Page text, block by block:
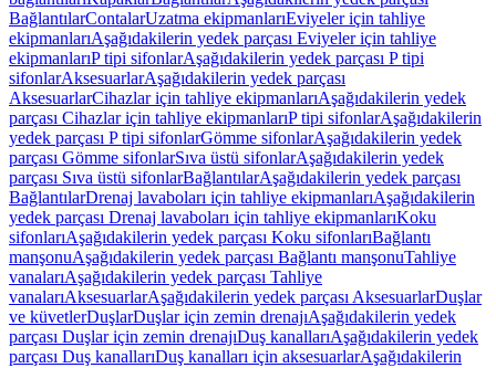
BağlantılarContalarUzatma ekipmanlarıEviyeler için tahliye
ekipmanlarıAşağıdakilerin yedek parçası Eviyeler için tahliye
ekipmanlarıP tipi sifonlarAşağıdakilerin yedek parçası P tipi
sifonlarAksesuarlarAşağıdakilerin yedek parçası
AksesuarlarCihazlar için tahliye ekipmanlarıAşağıdakilerin yedek
parçası Cihazlar için tahliye ekipmanlarıP tipi sifonlarAşağıdakilerin
yedek parçası P tipi sifonlarGömme sifonlarAşağıdakilerin yedek
parçası Gömme sifonlarSıva üstü sifonlarAşağıdakilerin yedek
parçası Sıva üstü sifonlarBağlantılarAşağıdakilerin yedek parçası
BağlantılarDrenaj lavaboları için tahliye ekipmanlarıAşağıdakilerin
yedek parçası Drenaj lavaboları için tahliye ekipmanlarıKoku
sifonlarıAşağıdakilerin yedek parçası Koku sifonlarıBağlantı
manşonuAşağıdakilerin yedek parçası Bağlantı manşonuTahliye
vanalarıAşağıdakilerin yedek parçası Tahliye
vanalarıAksesuarlarAşağıdakilerin yedek parçası AksesuarlarDuşlar
ve küvetlerDuşlarDuşlar için zemin drenajıAşağıdakilerin yedek
parçası Duşlar için zemin drenajıDuş kanallarıAşağıdakilerin yedek
parçası Duş kanallarıDuş kanalları için aksesuarlarAşağıdakilerin